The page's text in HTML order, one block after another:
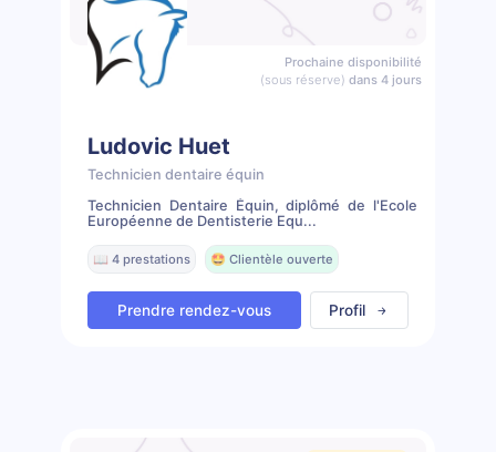
Prochaine disponibilité
(sous réserve) dans 4 jours
Ludovic Huet
Technicien dentaire équin
Technicien Dentaire Équin, diplômé de l'Ecole
Européenne de Dentisterie Equ...
📖 4 prestations 🤩 Clientèle ouverte
Prendre rendez-vous Profil